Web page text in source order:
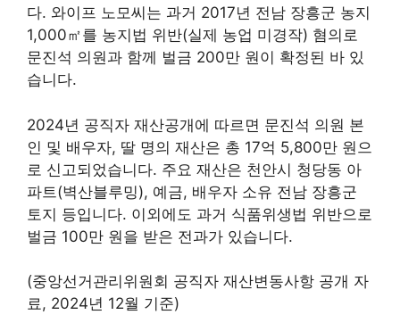
다. 와이프 노모씨는 과거 2017년 전남 장흥군 농지
1,000㎡를 농지법 위반(실제 농업 미경작) 혐의로
문진석 의원과 함께 벌금 200만 원이 확정된 바 있
습니다.
2024년 공직자 재산공개에 따르면 문진석 의원 본
인 및 배우자, 딸 명의 재산은 총 17억 5,800만 원으
로 신고되었습니다. 주요 재산은 천안시 청당동 아
파트(벽산블루밍), 예금, 배우자 소유 전남 장흥군
토지 등입니다. 이외에도 과거 식품위생법 위반으로
벌금 100만 원을 받은 전과가 있습니다.
(중앙선거관리위원회 공직자 재산변동사항 공개 자
료, 2024년 12월 기준)